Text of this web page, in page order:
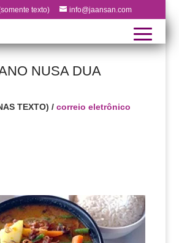
texto) info@jaansan.com
NUSA DUA
TEXTO) / correio eletrônico